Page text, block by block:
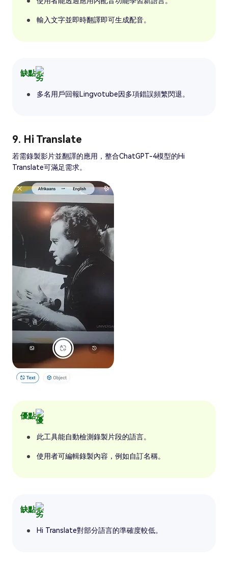
輸入文字並即時翻譯即可生成配音。
缺點
多名用戶回報Lingvotube因多項錯誤頻繁閃退。
9. Hi Translate
若需錄製影片並翻譯的應用，整合ChatGPT-4模型的Hi
Translate可滿足需求。
優點
此工具能自動檢測錄製片段的語言。
使用者可編輯錄製內容，例如自訂名稱。
缺點
Hi Translate對部分語言的準確度較低。